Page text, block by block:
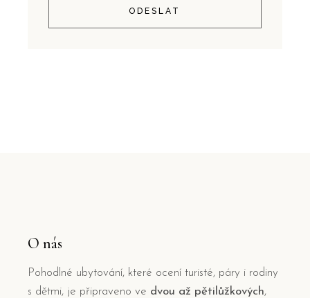
ODESLAT
O nás
Pohodlné ubytování, které ocení turisté, páry i rodiny
s dětmi, je připraveno ve dvou až pětilůžkových,